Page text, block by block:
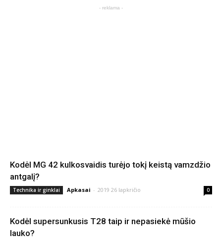
- reklama -
Kodėl MG 42 kulkosvaidis turėjo tokį keistą vamzdžio
antgalį?
Technika ir ginklai Apkasai - 2019 26 lapkričio 0
Kodėl supersunkusis T28 taip ir nepasiekė mūšio
lauko?